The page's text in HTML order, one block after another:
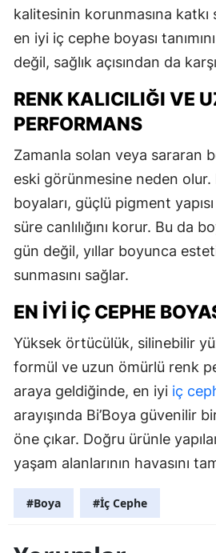
kalitesinin korunmasına
en iyi iç cephe boyası
değil, sağlık açısından da
RENK KALICILIĞI VE
PERFORMANS
Zamanla solan veya sararan
eski görünmesine neden olur.
boyaları, güçlü pigment
süre canlılığını korur. Bu da
gün değil, yıllar boyunca
sunmasını sağlar.
EN İYI İÇ CEPHE
Yüksek örtücülük, silinebilir
formül ve uzun ömürlü renk
araya geldiğinde, en iyi iç
arayışında Bi’Boya güvenilir
öne çıkar. Doğru ürünle
yaşam alanlarının havasını
#Boya #İç Cephe